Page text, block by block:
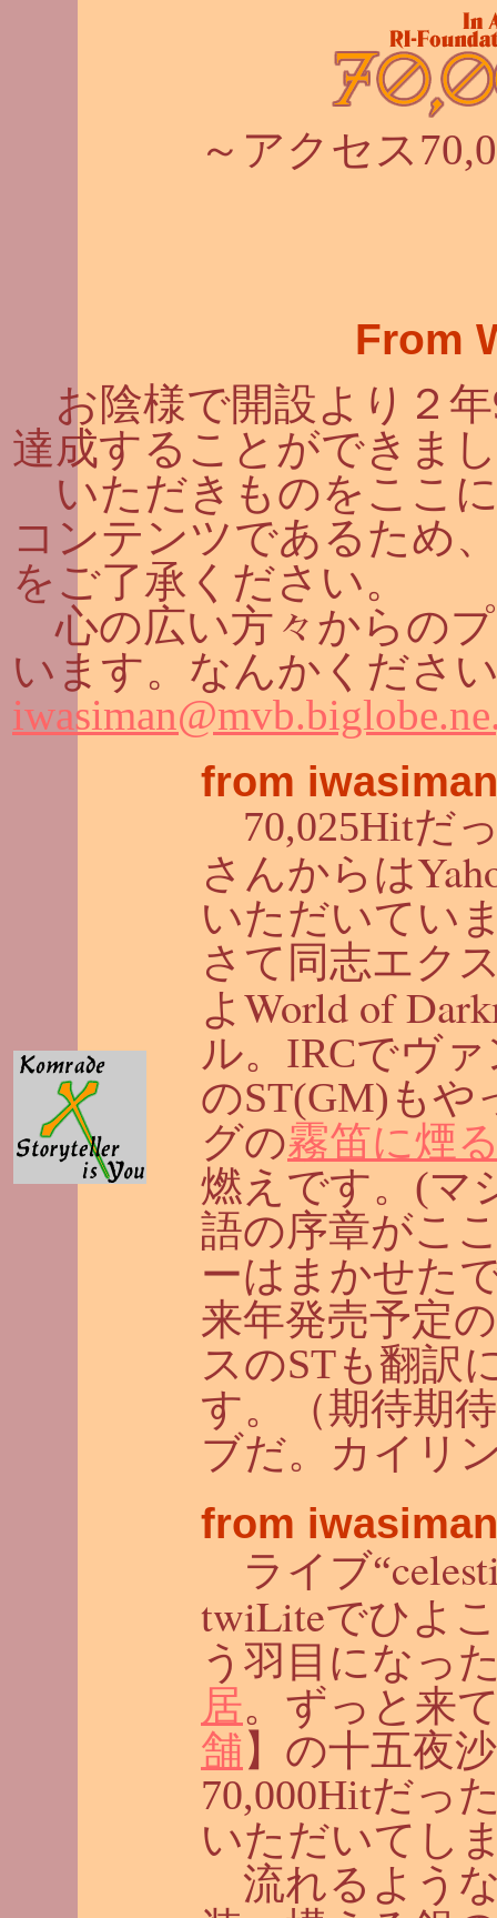
～アクセス
From
お陰様で開設より２年
達成することができま
いただきものをここ
コンテンツであるため
をご了承ください。
心の広い方々からの
います。なんかくださ
from
70,025Hitだ
さんからは
いただいてい
さて同志エク
よ World of
ル。IRCでヴ
のST(GM)も
グの霧笛に煙
燃えです。(
語の序章がこ
ーはまかせた
来年発売予定
スのSTも翻訳
す。（期待期
ブだ。カイリ
from
ライブ“
twiLiteでひよ
う羽目になっ
居。ずっと来
舗 】の十五夜
70,000Hitだっ
いただいてし
流れるよう